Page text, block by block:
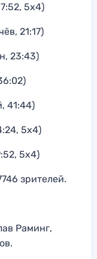
5х4)
21:17)
23:43)
41:44)
5х4)
5х4)
зрителей.
Раминг,